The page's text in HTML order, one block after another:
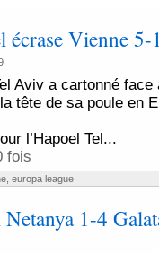
écrase Vienne 5-
Aviv a cartonné
tête de sa poule en
l’Hapoel Tel...
fois
, europa league
1-4